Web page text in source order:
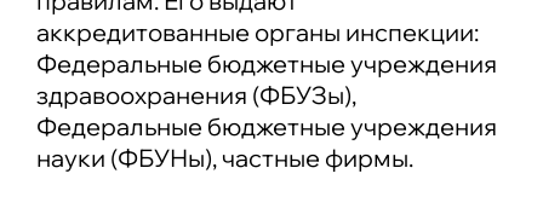
аккредитованные органы инспекции:
Федеральные бюджетные учреждения
здравоохранения (ФБУЗы),
Федеральные бюджетные учреждения
науки (ФБУНы), частные фирмы.